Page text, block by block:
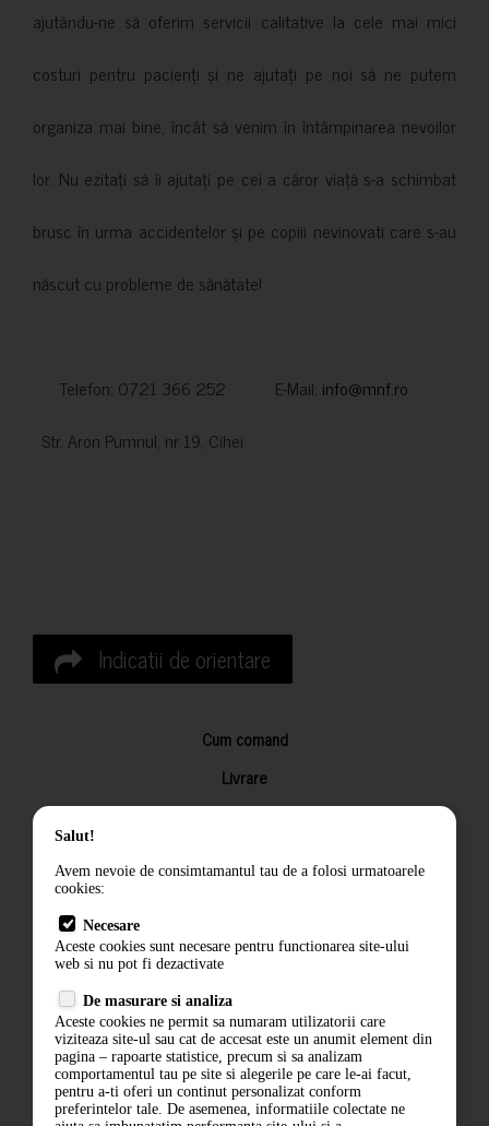
ajutându-ne să oferim servicii calitative la cele mai mici
costuri pentru pacienți și ne ajutați pe noi să ne putem
organiza mai bine, încât să venim în întâmpinarea nevoilor
lor. Nu ezitați să îi ajutați pe cei a căror viață s-a schimbat
brusc în urma accidentelor și pe copiii nevinovati care s-au
născut cu probleme de sănătate!
Telefon: 0721 366 252 E-Mail: info@mnf.ro
Str. Aron Pumnul, nr 19, Cihei
Indicatii de orientare
Cum comand
Livrare
Returnarea produselor
Termeni si conditii
Politica de confidentialitate
ANPC
Salut!
Avem nevoie de consimtamantul tau de a folosi urmatoarele
cookies:
Necesare
Aceste cookies sunt necesare pentru functionarea site-ului
web si nu pot fi dezactivate
De masurare si analiza
Aceste cookies ne permit sa numaram utilizatorii care
viziteaza site-ul sau cat de accesat este un anumit element din
pagina – rapoarte statistice, precum si sa analizam
comportamentul tau pe site si alegerile pe care le-ai facut,
pentru a-ti oferi un continut personalizat conform
preferintelor tale. De asemenea, informatiile colectate ne